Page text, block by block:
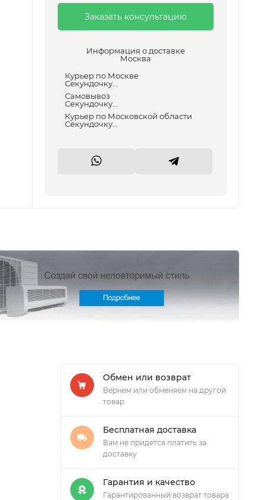
Заказать консультацию
Информация о доставке
Москва
Курьер по Москве
Секундочку...
Самовывоз
Секундочку...
Курьер по Московской области
Секундочку...
Обмен или возврат
Вернем или обменяем на другой
товар
Бесплатная доставка
Вам не придется платить за
доставку
Гарантия и качество
Гарантированный возврат товара